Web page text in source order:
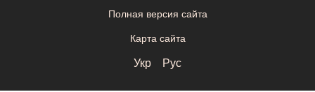
Полная версия сайта
Карта сайта
Укр Рус